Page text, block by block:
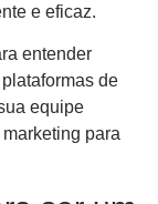
e eficaz.
entender
de
equipe
para